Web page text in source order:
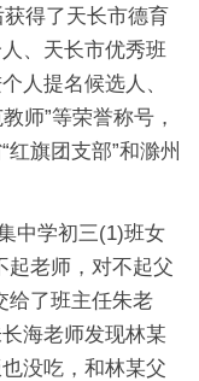
得了天长市德育
、天长市优秀班
人提名候选人、
师”等荣誉称号，
旗团支部”和滁州
中学初三(1)班女
起老师，对不起父
给了班主任朱老
海老师发现林某
没吃，和林某父